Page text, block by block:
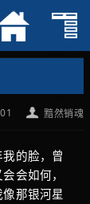
黯然销魂
的脸，曾
会如何，
那银河星